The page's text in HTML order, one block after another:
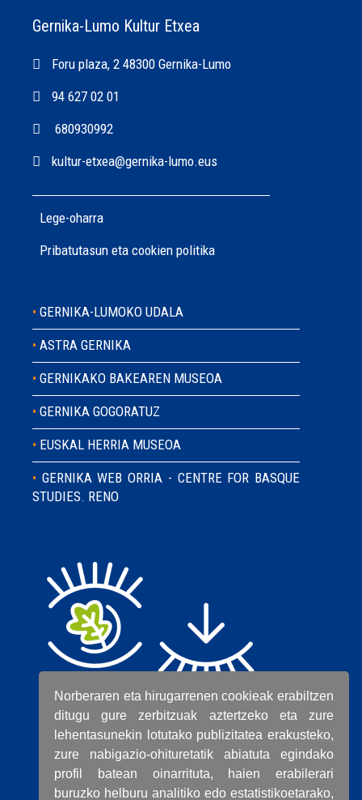
Gernika-Lumo Kultur Etxea
Foru plaza, 2 48300 Gernika-Lumo
94 627 02 01
680930992
kultur-etxea@gernika-lumo.eus
Lege-oharra
Pribatutasun eta cookien politika
GERNIKA-LUMOKO UDALA
ASTRA GERNIKA
GERNIKAKO BAKEAREN MUSEOA
GERNIKA GOGORATUZ
EUSKAL HERRIA MUSEOA
GERNIKA WEB ORRIA - CENTRE FOR BASQUE
STUDIES. RENO
Norberaren eta hirugarrenen cookieak erabiltzen
ditugu gure zerbitzuak aztertzeko eta zure
lehentasunekin lotutako publizitatea erakusteko,
zure nabigazio-ohituretatik abiatuta egindako
profil batean oinarrituta, haien erabilerari
buruzko helburu analitiko edo estatistikoetarako,